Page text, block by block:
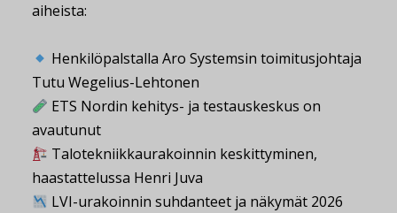
aiheista:
Henkilöpalstalla Aro Systemsin toimitusjohtaja
Tutu Wegelius-Lehtonen
ETS Nordin kehitys- ja testauskeskus on
avautunut
Talotekniikkaurakoinnin keskittyminen,
haastattelussa Henri Juva
LVI-urakoinnin suhdanteet ja näkymät 2026